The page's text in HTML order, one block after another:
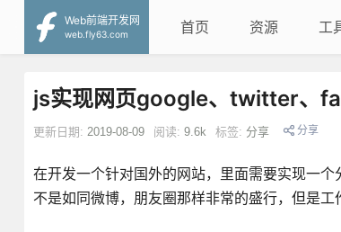
Web前端开发网
web.fly63.com
首页 资源 工
js实现网页google、twitter、
更新日期: 2019-08-09 阅读: 9.6k 标签: 分享 分享
在开发一个针对国外的网站，里面需要实现一
不是如同微博，朋友圈那样非常的盛行，但是